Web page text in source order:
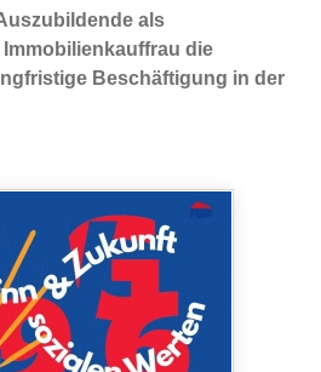
als
die
Beschäftigung in der